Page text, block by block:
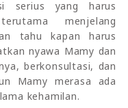
serius yang harus
menjelang
tahu kapan harus
nyawa Mamy dan
berkonsultasi, dan
Mamy merasa ada
kehamilan.